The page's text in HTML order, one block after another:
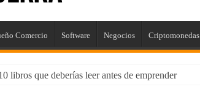
Comercio Software Negocios Criptomonedas
libros que deberías leer antes de emprender